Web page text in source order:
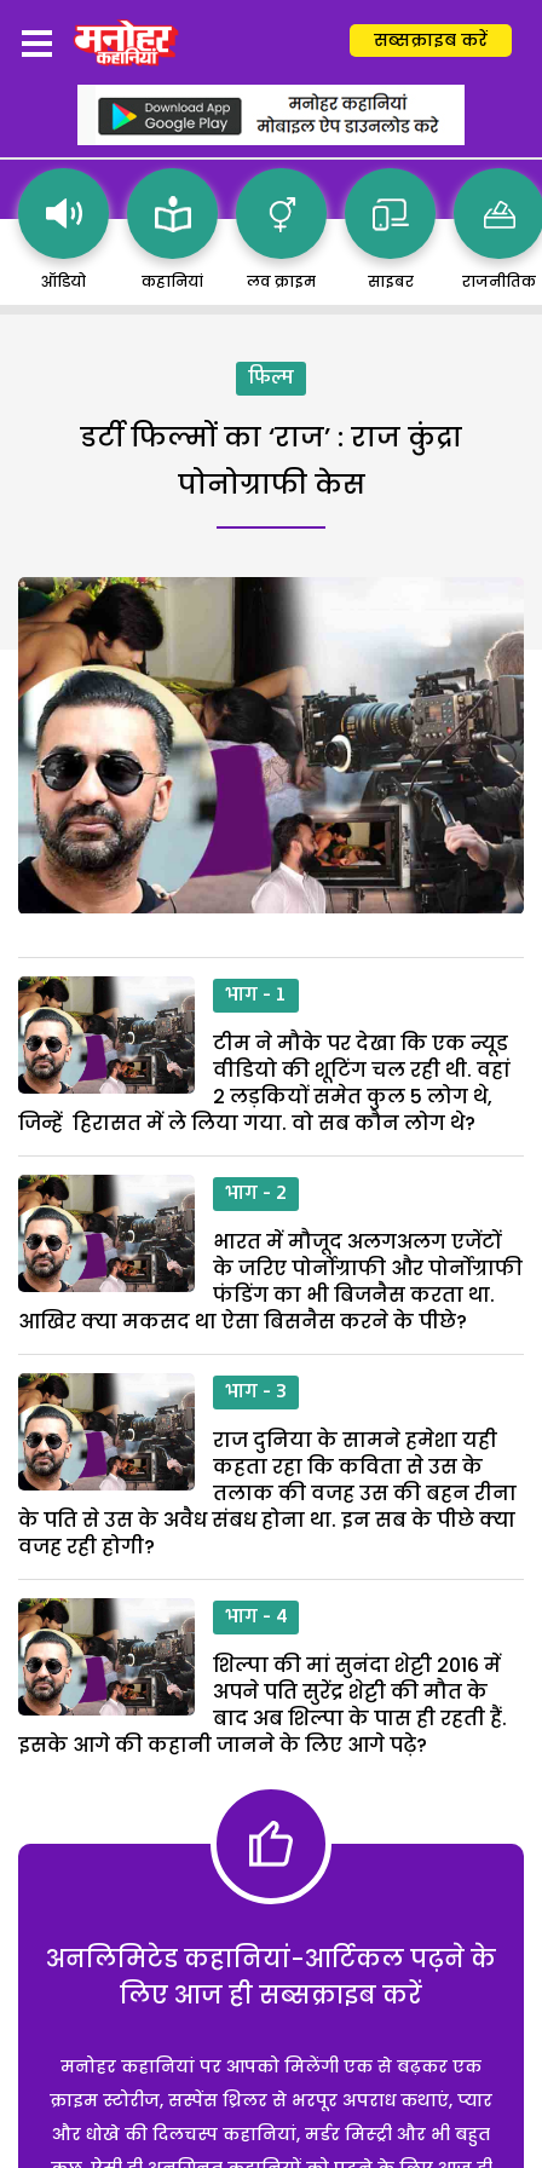
सब्सक्राइब करें
ऑडियो कहानियां लव क्राइम साइबर राजनीतिक
फिल्म
डर्टी फिल्मों का ‘राज’ : राज कुंद्रा
पोनोग्राफी केस
भाग - 1
टीम ने मौके पर देखा कि एक न्यूड
वीडियो की शूटिंग चल रही थी. वहां
2 लड़कियों समेत कुल 5 लोग थे,
जिन्हें हिरासत में ले लिया गया. वो सब कौन लोग थे?
भाग - 2
भारत में मौजूद अलगअलग एजेंटों
के जरिए पोर्नोग्राफी और पोर्नोग्राफी
फंडिंग का भी बिजनैस करता था.
आखिर क्या मकसद था ऐसा बिसनैस करने के पीछे?
भाग - 3
राज दुनिया के सामने हमेशा यही
कहता रहा कि कविता से उस के
तलाक की वजह उस की बहन रीना
के पति से उस के अवैध संबध होना था. इन सब के पीछे क्या
वजह रही होगी?
भाग - 4
शिल्पा की मां सुनंदा शेट्टी 2016 में
अपने पति सुरेंद्र शेट्टी की मौत के
बाद अब शिल्पा के पास ही रहती हैं.
इसके आगे की कहानी जानने के लिए आगे पढ़े?
अनलिमिटेड कहानियां-आर्टिकल पढ़ने के
लिए आज ही सब्सक्राइब करें
मनोहर कहानियां पर आपको मिलेंगी एक से बढ़कर एक
क्राइम स्टोरीज, सस्पेंस थ्रिलर से भरपूर अपराध कथाएं, प्यार
और धोखे की दिलचस्प कहानियां, मर्डर मिस्ट्री और भी बहुत